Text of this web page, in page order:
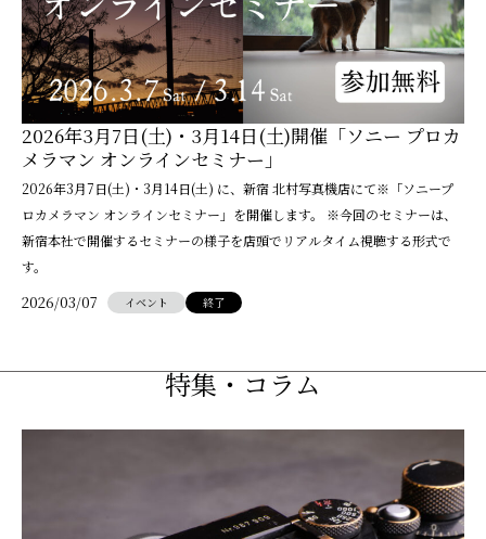
2026年3月7日(土)・3月14日(土)開催「ソニー プロカ
メラマン オンラインセミナー」
2026年3月7日(土)・3月14日(土) に、新宿 北村写真機店にて※「ソニープ
ロカメラマン オンラインセミナー」を開催します。 ※今回のセミナーは、
新宿本社で開催するセミナーの様子を店頭でリアルタイム視聴する形式で
す。
2026/03/07 イベント 終了
特集・コラム